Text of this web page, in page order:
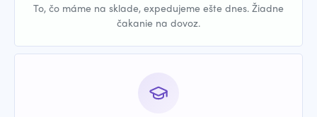
To, čo máme na sklade, expedujeme ešte dnes. Žiadne
čakanie na dovoz.